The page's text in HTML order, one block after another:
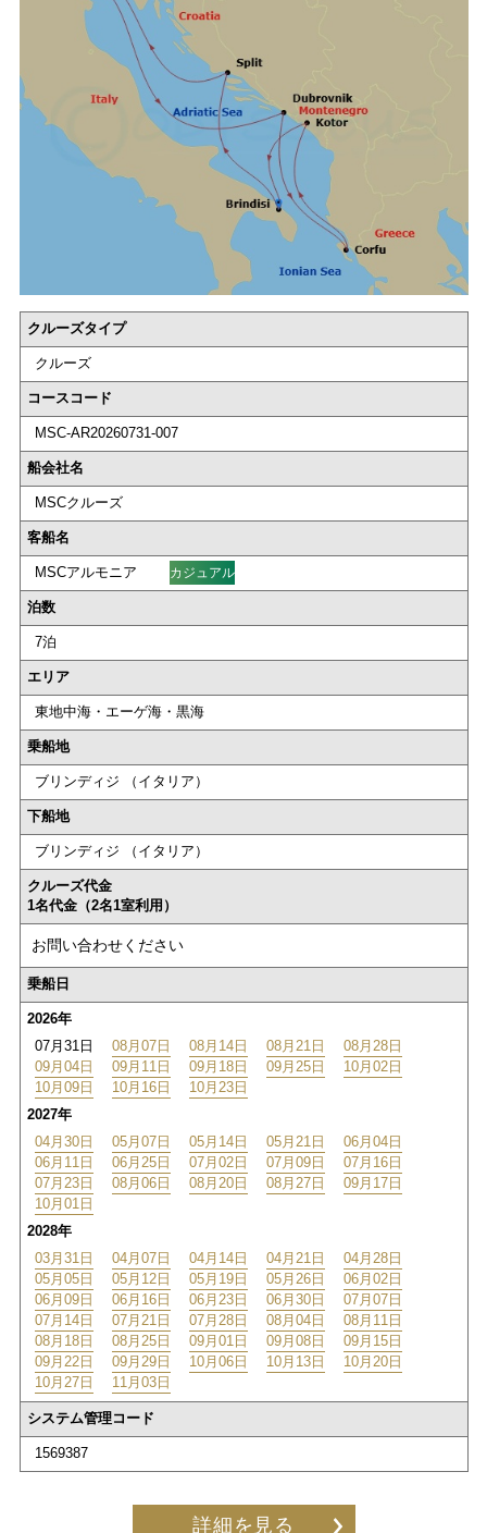
クルーズタイプ
クルーズ
コースコード
MSC-AR20260731-007
船会社名
MSCクルーズ
客船名
MSCアルモニア カジュアル
泊数
7泊
エリア
東地中海・エーゲ海・黒海
乗船地
ブリンディジ （イタリア）
下船地
ブリンディジ （イタリア）
クルーズ代金
1名代金（2名1室利用）
お問い合わせください
乗船日
2026年
07月31日
08月07日 08月14日 08月21日
08月28日
09月04日
09月11日 09月18日 09月25日
10月02日
10月09日
10月16日
10月23日
2027年
04月30日
05月07日 05月14日 05月21日
06月04日
06月11日
06月25日 07月02日 07月09日
07月16日
07月23日
08月06日 08月20日 08月27日
09月17日
10月01日
2028年
03月31日
04月07日 04月14日 04月21日
04月28日
05月05日
05月12日 05月19日 05月26日
06月02日
06月09日
06月16日 06月23日 06月30日
07月07日
07月14日
07月21日 07月28日 08月04日
08月11日
08月18日
08月25日 09月01日 09月08日
09月15日
09月22日
09月29日 10月06日 10月13日
10月20日
10月27日
11月03日
システム管理コード
1569387
詳細を見る